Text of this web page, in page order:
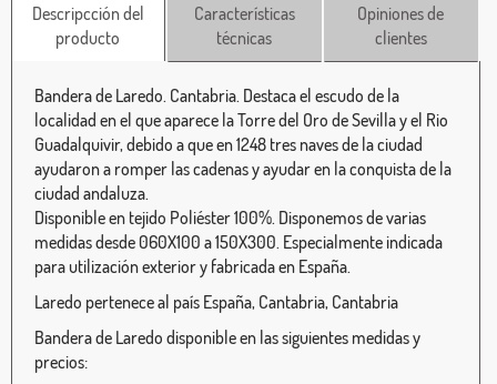
Descripcción del
producto
Características
técnicas
Opiniones de
clientes
Bandera de Laredo. Cantabria. Destaca el escudo de la
localidad en el que aparece la Torre del Oro de Sevilla y el Rio
Guadalquivir, debido a que en 1248 tres naves de la ciudad
ayudaron a romper las cadenas y ayudar en la conquista de la
ciudad andaluza.
Disponible en tejido Poliéster 100%. Disponemos de varias
medidas desde 060X100 a 150X300. Especialmente indicada
para utilización exterior y fabricada en España.
Laredo pertenece al país España, Cantabria, Cantabria
Bandera de Laredo disponible en las siguientes medidas y
precios: